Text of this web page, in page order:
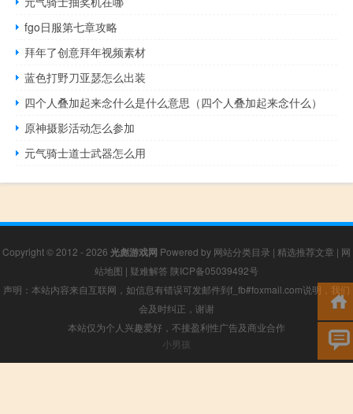
fgo日服第七章攻略
拜年了创意拜年视频素材
蓝色打野刀亚瑟怎么出装
四个人叠加起来念什么是什么意思（四个人叠加起来念什么）
原神摄影活动怎么参加
元气骑士道士武器怎么用
Copyright © 2012 - 2026 光彪游戏网 Powered by 网站分类目录 | 精选推荐文章 | 网
站地图 | 疑难解答 陕ICP备05039492号
声明：本站内容来自互联网，如信息有错误可发邮件到f_fb#foxmail.com说明，我们
会及时纠正，谢谢
本站仅为个人兴趣爱好，不接盈利性广告及商业合作
小男孩